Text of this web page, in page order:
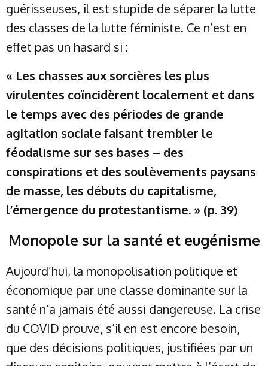
guérisseuses, il est stupide de séparer la lutte
des classes de la lutte féministe. Ce n’est en
effet pas un hasard si :
« Les chasses aux sorcières les plus
virulentes coïncidèrent localement et dans
le temps avec des périodes de grande
agitation sociale faisant trembler le
féodalisme sur ses bases – des
conspirations et des soulèvements paysans
de masse, les débuts du capitalisme,
l’émergence du protestantisme. » (p. 39)
Monopole sur la santé et eugénisme
Aujourd’hui, la monopolisation politique et
économique par une classe dominante sur la
santé n’a jamais été aussi dangereuse. La crise
du COVID prouve, s’il en est encore besoin,
que des décisions politiques, justifiées par un